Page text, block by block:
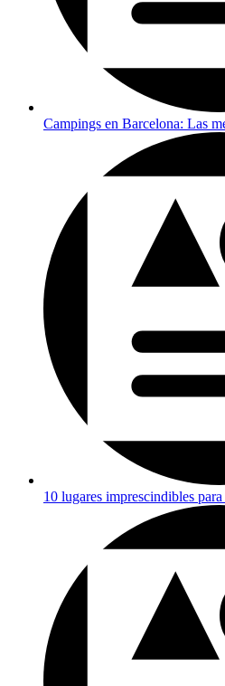
Campings en Barcelona: Las
10 lugares imprescindibles